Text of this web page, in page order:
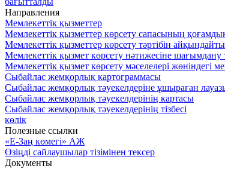
Направления
Мемлекеттік қызметтер
Мемлекеттік қызметтер көрсету сапасының
Мемлекеттік қызметтер көрсету тәртібін
Мемлекеттік қызмет көрсету нәтижесіне шағымдану
Мемлекеттік қызмет көрсету мәселелері жөніндегі
Сыбайлас жемқорлық картограммасы
Сыбайлас жемқорлық тәуекелдеріне ұшыраған
Сыбайлас жемқорлық тәуекелдерінің картасы
Сыбайлас жемқорлық тәуекелдерінің тізбесі
көлік
Полезные ссылки
«Е-Заң көмегі» АЖ
Өзіңді сайлаушылар тізімінен тексер
Документы